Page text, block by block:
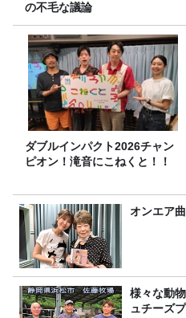
の不毛な議論
ダブルインパクト2026チャン
ピオン！滝音にこねくと！！
オンエア
様々な動
ュチーズ